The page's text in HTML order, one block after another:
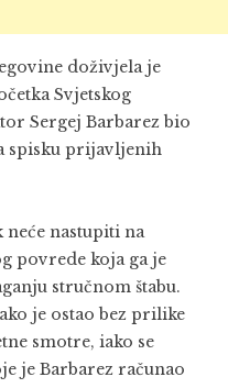
doživjela je
Svjetskog
Sergej Barbarez bio
spisku prijavljenih
nastupiti na
povrede koja ga je
stručnom štabu.
je ostao bez prilike
smotre, iako se
je Barbarez računao